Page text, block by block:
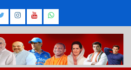
Instagram
Youtube
Whatsapp